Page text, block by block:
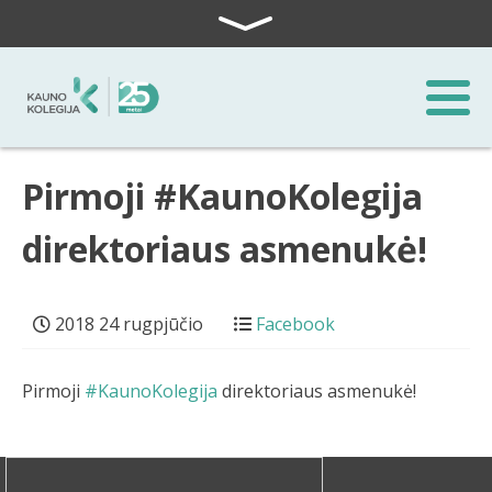
Pirmoji #KaunoKolegija
direktoriaus asmenukė!
2018 24 rugpjūčio Facebook
Pirmoji #KaunoKolegija direktoriaus asmenukė!